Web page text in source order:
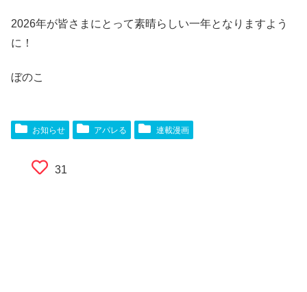
2026年が皆さまにとって素晴らしい一年となりますよう
に！
ぼのこ
お知らせ アパレる 連載漫画
31